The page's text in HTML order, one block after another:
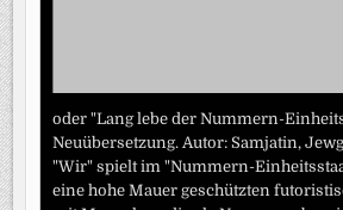
oder "Lang lebe der Nummern-
Neuübersetzung. Autor: Samjatin,
"Wir" spielt im "Nummern-
eine hohe Mauer geschützten